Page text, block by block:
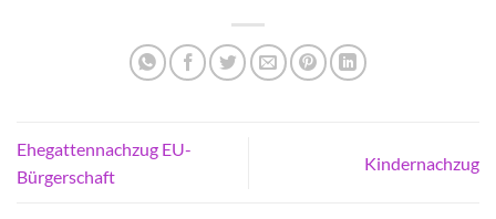
Ehegattennachzug EU-
Bürgerschaft
Kindernachzug